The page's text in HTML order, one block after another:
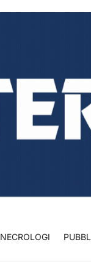
NECROLOGI